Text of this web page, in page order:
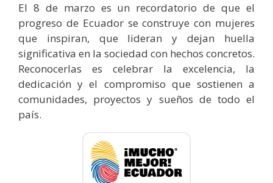
El 8 de marzo es un recordatorio de que el
progreso de Ecuador se construye con mujeres
que inspiran, que lideran y dejan huella
significativa en la sociedad con hechos concretos.
Reconocerlas es celebrar la excelencia, la
dedicación y el compromiso que sostienen a
comunidades, proyectos y sueños de todo el
país.